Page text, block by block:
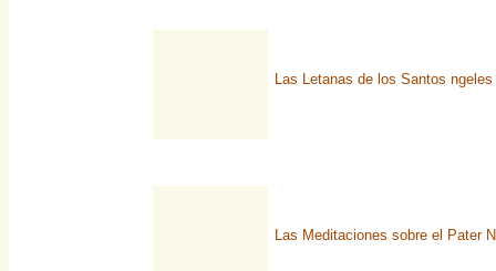
Las Letanas de los Santos
Las Meditaciones sobre el Pater